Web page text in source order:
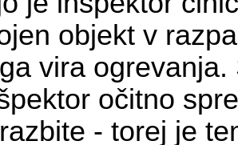
objekt v
vira
očitno
- torej je